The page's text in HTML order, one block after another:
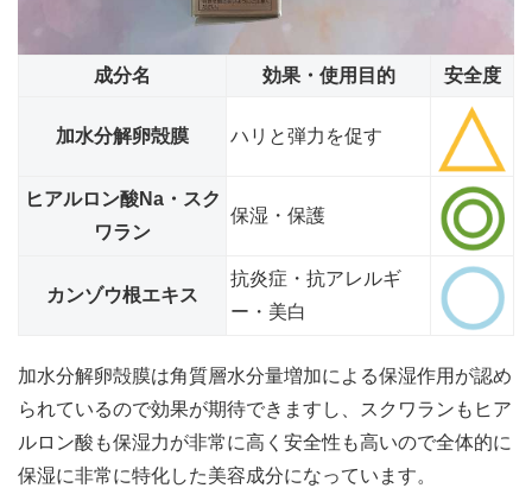
成分名 効果・使用目的 安全度
加水分解卵殻膜 ハリと弾力を促す
ヒアルロン酸Na・スク
ワラン
保湿・保護
カンゾウ根エキス
抗炎症・抗アレルギ
ー・美白
加水分解卵殻膜は角質層水分量増加による保湿作用が認め
られているので効果が期待できますし、スクワランもヒア
ルロン酸も保湿力が非常に高く安全性も高いので全体的に
保湿に非常に特化した美容成分になっています。